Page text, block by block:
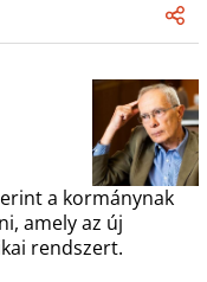
a kormánynak
amely az új
rendszert.